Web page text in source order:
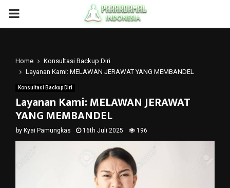
PRIMARY
Home
Konsultasi Backup Diri
Layanan Kami: MELAWAN JERAWAT YANG MEMBANDEL
Konsultasi Backup Diri
Layanan Kami: MELAWAN JERAWAT
YANG MEMBANDEL
by Kyai Pamungkas 16th Juli 2025 196